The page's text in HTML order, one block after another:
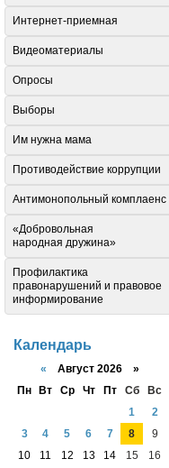
Интернет-приемная
Видеоматериалы
Опросы
Выборы
Им нужна мама
Противодействие коррупции
Антимонопольный комплаенс
«Добровольная
народная дружина»
Профилактика
правонарушений и правовое
информирование
Календарь
« Август 2026 »
Пн
Вт Ср Чт Пт Сб
Вс
1
2
3
4 5 6 7 8
9
10
11 12 13 14 15
16